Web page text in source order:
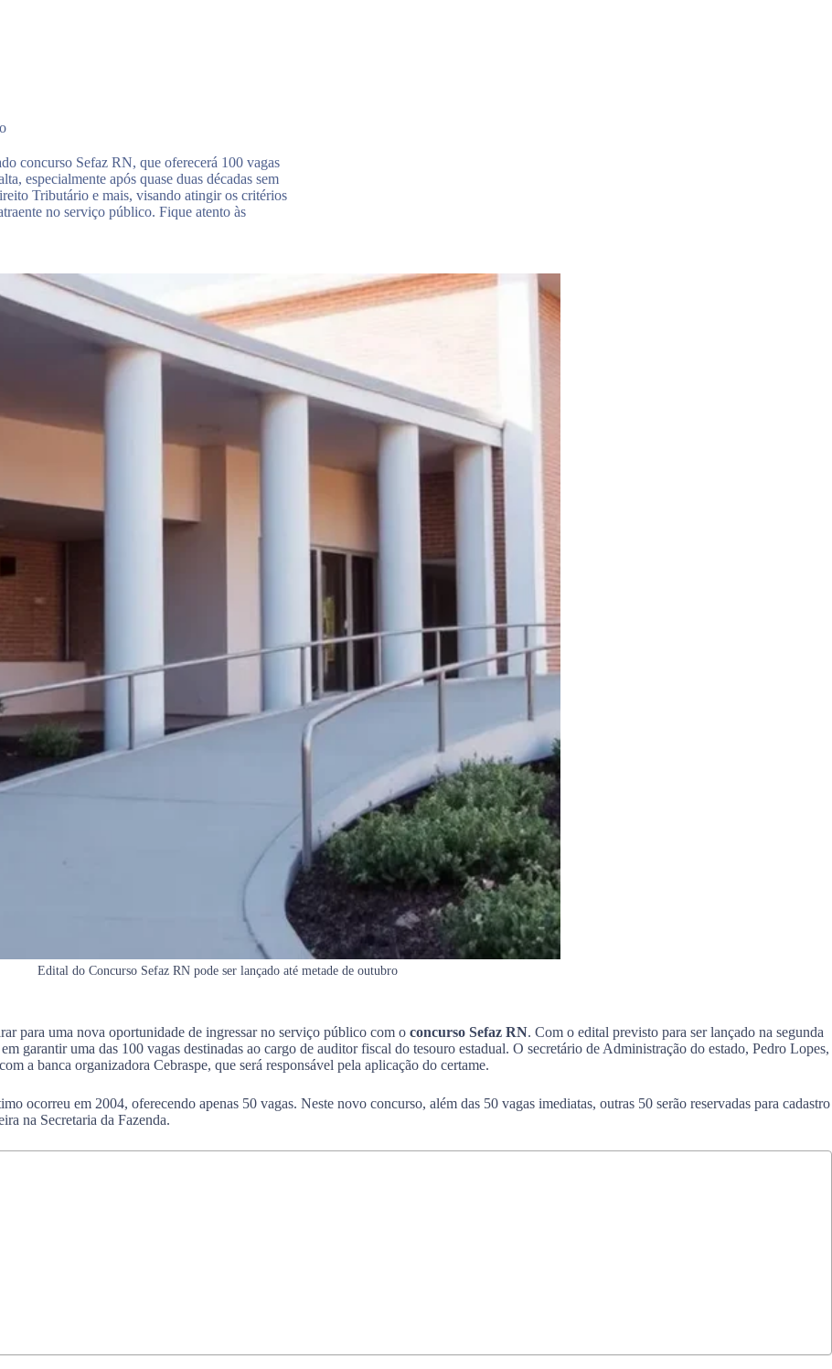
concurso Sefaz RN, que oferecerá 100 vagas
especialmente após quase duas décadas sem
Tributário e mais, visando atingir os critérios
no serviço público. Fique atento às
Edital do Concurso Sefaz RN pode ser lançado até metade de outubro
para uma nova oportunidade de ingressar no serviço público com o concurso Sefaz RN. Com o edital previsto para ser lançado na segunda
garantir uma das 100 vagas destinadas ao cargo de auditor fiscal do tesouro estadual. O secretário de Administração do estado, Pedro Lopes,
a banca organizadora Cebraspe, que será responsável pela aplicação do certame.
ocorreu em 2004, oferecendo apenas 50 vagas. Neste novo concurso, além das 50 vagas imediatas, outras 50 serão reservadas para cadastro
na Secretaria da Fazenda.